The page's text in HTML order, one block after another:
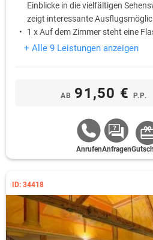
Einblicke in die vielfältigen
zeigt interessante
1 x Auf dem Zimmer steht eine
1 x Ein süßes Betthupferl wartet
+ Alle 9 Leistungen anzeigen
AB 91,50 € P.P.
AnrufenAnfragen
ID: 34418